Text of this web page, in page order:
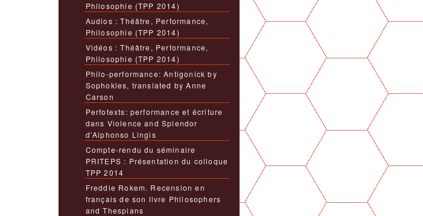
Philosophie (TPP 2014)
Audios : Théâtre, Performance,
Philosophie (TPP 2014)
Vidéos : Théâtre, Performance,
Philosophie (TPP 2014)
Philo-performance: Antigonick by
Sophokles, translated by Anne
Carson
Perfotexts: performance et écriture
dans Violence and Splendor
d’Alphonso Lingis
Compte-rendu du séminaire
PRITEPS : Présentation du colloque
TPP 2014
Freddie Rokem. Recension en
français de son livre Philosophers
and Thespians